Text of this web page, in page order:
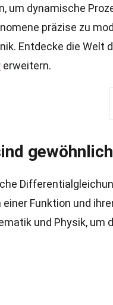
um dynamische
präzise zu
Entdecke die Welt
erweitern.
Funktion und
und Physik, um